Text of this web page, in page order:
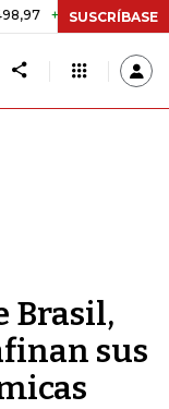
8.753,81 +2,19%
SUSCRÍBASE
Brasil,
sus